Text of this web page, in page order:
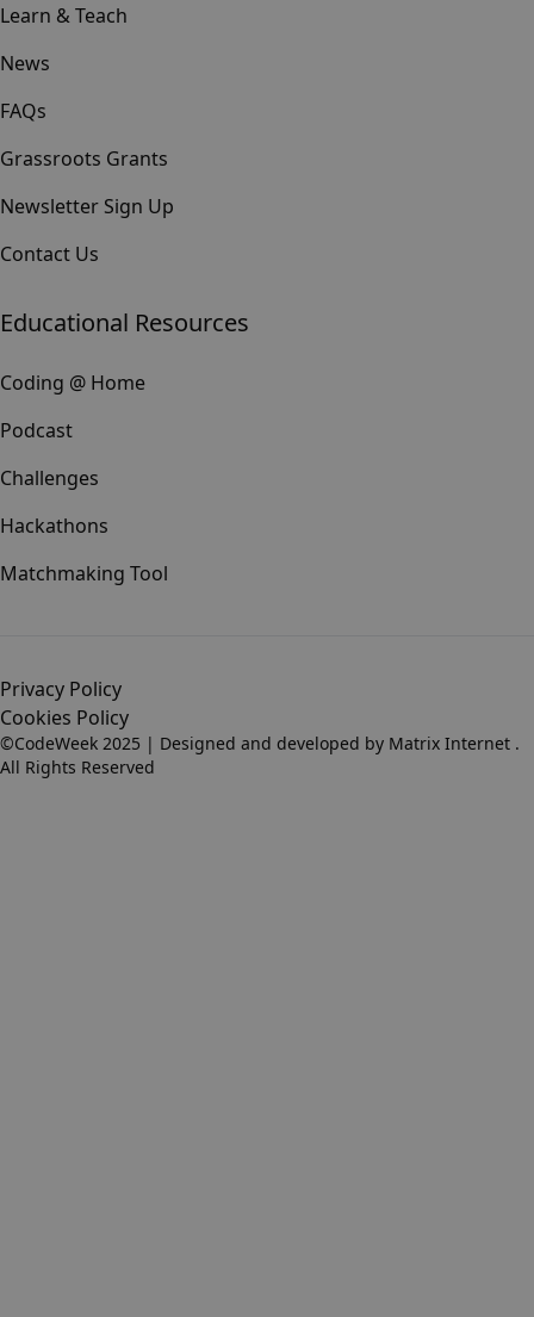
Learn & Teach
News
FAQs
Grassroots Grants
Newsletter Sign Up
Contact Us
Educational Resources
Coding @ Home
Podcast
Challenges
Hackathons
Matchmaking Tool
Privacy Policy
Cookies Policy
©CodeWeek 2025 | Designed and developed by Matrix Internet .
All Rights Reserved